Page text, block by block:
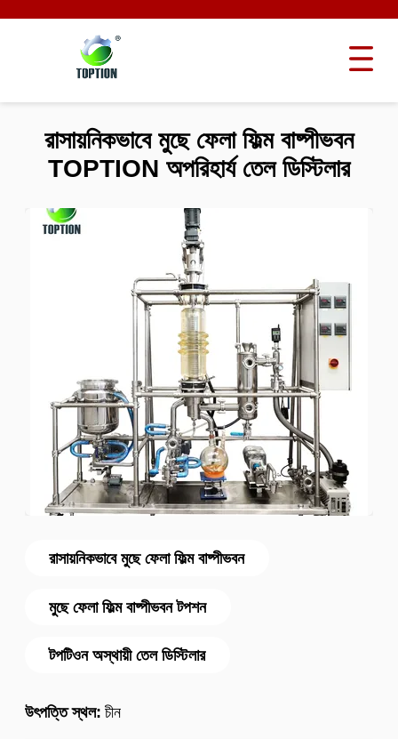
রাসায়নিকভাবে মুছে ফেলা ফিল্ম বাষ্পীভবন
মুছে ফেলা ফিল্ম বাষ্পীভবন টপশন
টপটিওন অস্থায়ী তেল ডিস্টিলার
উৎপত্তি স্থল: চীন
রাসায়নিকভাবে মুছে ফেলা ফিল্ম বাষ্পীভবন
TOPTION অপরিহার্য তেল ডিস্টিলার